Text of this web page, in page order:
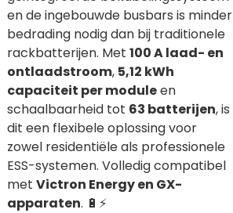
en de ingebouwde busbars is minder
bedrading nodig dan bij traditionele
rackbatterijen. Met 100 A laad- en
ontlaadstroom, 5,12 kWh
capaciteit per moduleen
schaalbaarheid tot 63 batterijen, is
dit een flexibele oplossing voor
zowel residentiële als professionele
ESS-systemen. Volledig compatibel
met Victron Energy en GX-
apparaten. 🔋⚡